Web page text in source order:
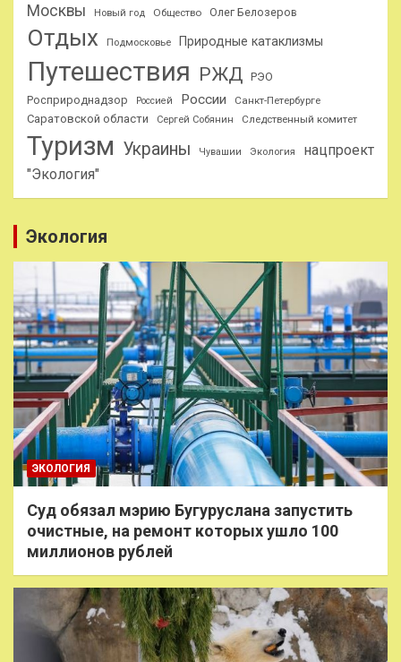
Москвы
Новый год Общество Олег Белозеров
Отдых Подмосковье Природные катаклизмы
Путешествия РЖД РЭО
Росприроднадзор
Россией России Санкт-Петербурге
Саратовской области Сергей Собянин Следственный комитет
Туризм Украины Чувашии Экология
нацпроект
"Экология"
Экология
ЭКОЛОГИЯ
Суд обязал мэрию Бугуруслана запустить
очистные, на ремонт которых ушло 100
миллионов рублей